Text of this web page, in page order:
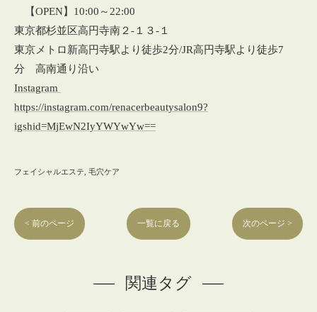
【OPEN】10:00～22:00
東京都杉並区高円寺南２‐１３‐１
東京メトロ新高円寺駅より徒歩2分/JR高円寺駅より徒歩7
分 高南通り沿い
Instagram
https://instagram.com/renacerbeautysalon9?
igshid=MjEwN2IyYWYwYw==
フェイシャルエステ 毛穴ケア
< 前のページ 一覧に戻る 次のページ >
関連タグ